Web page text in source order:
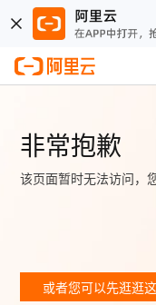
非常抱歉
该页面暂时无法访问，
或者您可以先逛逛